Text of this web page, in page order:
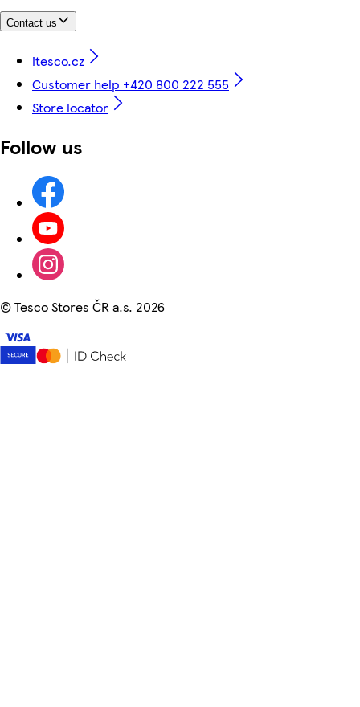
Contact us
itesco.cz
Customer help +420 800 222 555
Store locator
Follow us
©Tesco Stores ČR a.s. 2026